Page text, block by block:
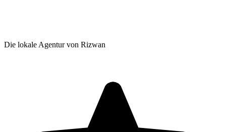
Die lokale Agentur von Rizwan